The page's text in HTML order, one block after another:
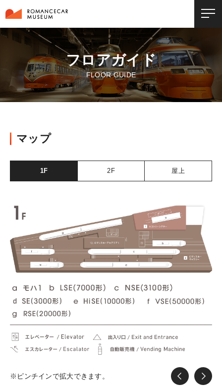
フロアガイド
FLOOR GUIDE
マップ
1F 2F 屋上
※ピンチインで拡大できます。